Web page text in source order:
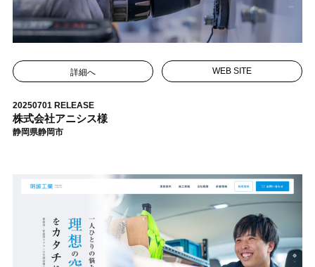
詳細へ WEB SITE
20250701 RELEASE
株式会社アニシス様
静岡県静岡市